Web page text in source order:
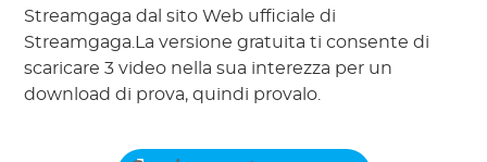
Streamgaga dal sito Web ufficiale di
Streamgaga.La versione gratuita ti consente di
scaricare 3 video nella sua interezza per un
download di prova, quindi provalo.